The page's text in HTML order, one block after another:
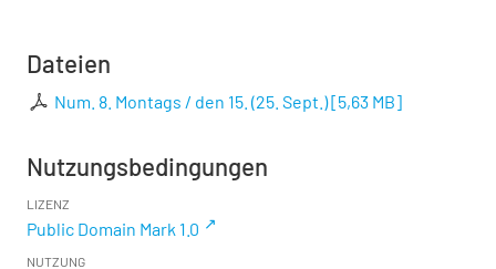
Dateien
Num. 8. Montags / den 15. (25. Sept.)[5,63 MB]
Nutzungsbedingungen
LIZENZ
Public Domain Mark 1.0
NUTZUNG